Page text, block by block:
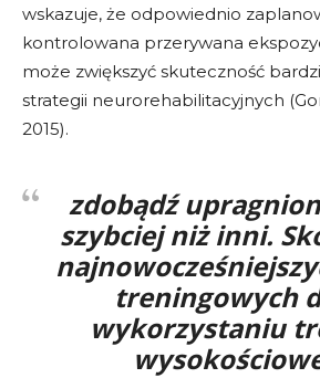
wskazuje, że odpowiednio
kontrolowana przerywana
może zwiększyć skuteczność
strategii neurorehabilitacyjnych
2015).
zdobądź
szybciej niż inni.
treningowych
wykorzystaniu